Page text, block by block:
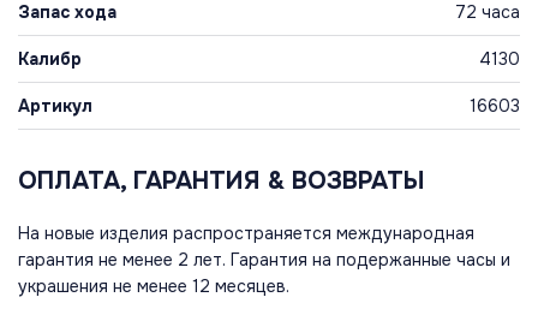
Запас хода 72 часа
Калибр 4130
Артикул 16603
ОПЛАТА, ГАРАНТИЯ & ВОЗВРАТЫ
На новые изделия распространяется международная
гарантия не менее 2 лет. Гарантия на подержанные часы и
украшения не менее 12 месяцев.